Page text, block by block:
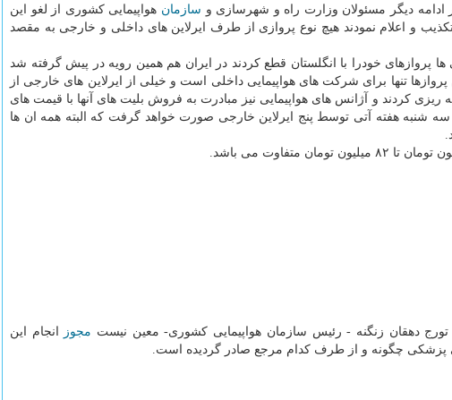
دیگر مسئولان وزارت راه و شهرسازی و سازمان هواپیمایی کشوری از لغو این
تکذیب و اعلام نمودند هیچ نوع پروازی از طرف ایرلاین های داخلی و خارجی به مقصد
پروازهای خودرا با انگلستان قطع کردند در ایران هم همین رویه در پیش گرفته شد
تنها برای شرکت های هواپیمایی داخلی است و خیلی از ایرلاین های خارجی از
ریزی کردند و آژانس های هواپیمایی نیز مبادرت به فروش بلیت های آنها با قیمت های
و سه شنبه هفته آتی توسط پنج ایرلاین خارجی صورت خواهد گرفت که البته همه ان ها
دهقان زنگنه - رئیس سازمان هواپیمایی کشوری- معین نیست مجوز
انجام این
پزشکی چگونه و از طرف کدام مرجع صادر گردیده است.